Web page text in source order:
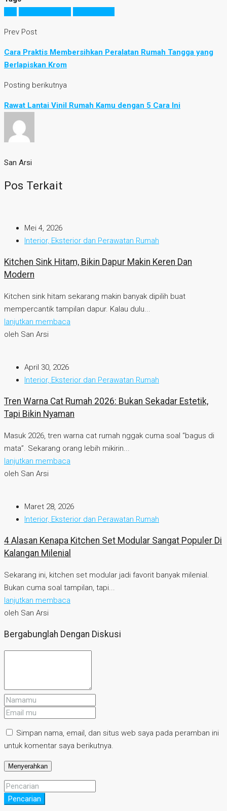
Prev Post
Cara Praktis Membersihkan Peralatan Rumah Tangga yang
Berlapiskan Krom
Posting berikutnya
Rawat Lantai Vinil Rumah Kamu dengan 5 Cara Ini
San Arsi
Pos Terkait
Mei 4, 2026
Interior, Eksterior dan Perawatan Rumah
Kitchen Sink Hitam, Bikin Dapur Makin Keren Dan
Modern
Kitchen sink hitam sekarang makin banyak dipilih buat
mempercantik tampilan dapur. Kalau dulu...
lanjutkan membaca
oleh San Arsi
April 30, 2026
Interior, Eksterior dan Perawatan Rumah
Tren Warna Cat Rumah 2026: Bukan Sekadar Estetik,
Tapi Bikin Nyaman
Masuk 2026, tren warna cat rumah nggak cuma soal “bagus di
mata”. Sekarang orang lebih mikirin...
lanjutkan membaca
oleh San Arsi
Maret 28, 2026
Interior, Eksterior dan Perawatan Rumah
4 Alasan Kenapa Kitchen Set Modular Sangat Populer Di
Kalangan Milenial
Sekarang ini, kitchen set modular jadi favorit banyak milenial.
Bukan cuma soal tampilan, tapi...
lanjutkan membaca
oleh San Arsi
Bergabunglah Dengan Diskusi
Simpan nama, email, dan situs web saya pada peramban ini
untuk komentar saya berikutnya.
Pencarian